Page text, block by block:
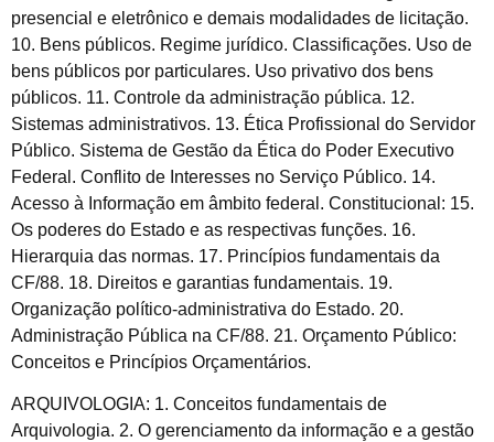
presencial e eletrônico e demais modalidades de licitação.
10. Bens públicos. Regime jurídico. Classificações. Uso de
bens públicos por particulares. Uso privativo dos bens
públicos. 11. Controle da administração pública. 12.
Sistemas administrativos. 13. Ética Profissional do Servidor
Público. Sistema de Gestão da Ética do Poder Executivo
Federal. Conflito de Interesses no Serviço Público. 14.
Acesso à Informação em âmbito federal. Constitucional: 15.
Os poderes do Estado e as respectivas funções. 16.
Hierarquia das normas. 17. Princípios fundamentais da
CF/88. 18. Direitos e garantias fundamentais. 19.
Organização político-administrativa do Estado. 20.
Administração Pública na CF/88. 21. Orçamento Público:
Conceitos e Princípios Orçamentários.
ARQUIVOLOGIA: 1. Conceitos fundamentais de
Arquivologia. 2. O gerenciamento da informação e a gestão